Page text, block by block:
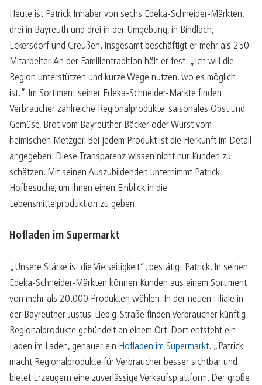
Heute ist Patrick Inhaber von sechs Edeka-Schneider-Märkten,
drei in Bayreuth und drei in der Umgebung, in Bindlach,
Eckersdorf und Creußen. Insgesamt beschäftigt er mehr als 250
Mitarbeiter. An der Familientradition hält er fest: „Ich will die
Region unterstützen und kurze Wege nutzen, wo es möglich
ist.“ Im Sortiment seiner Edeka-Schneider-Märkte finden
Verbraucher zahlreiche Regionalprodukte: saisonales Obst und
Gemüse, Brot vom Bayreuther Bäcker oder Wurst vom
heimischen Metzger. Bei jedem Produkt ist die Herkunft im Detail
angegeben. Diese Transparenz wissen nicht nur Kunden zu
schätzen. Mit seinen Auszubildenden unternimmt Patrick
Hofbesuche, um ihnen einen Einblick in die
Lebensmittelproduktion zu geben.
Hofladen im Supermarkt
„Unsere Stärke ist die Vielseitigkeit“, bestätigt Patrick. In seinen
Edeka-Schneider-Märkten können Kunden aus einem Sortiment
von mehr als 20.000 Produkten wählen. In der neuen Filiale in
der Bayreuther Justus-Liebig-Straße finden Verbraucher künftig
Regionalprodukte gebündelt an einem Ort. Dort entsteht ein
Laden im Laden, genauer ein Hofladen im Supermarkt. „Patrick
macht Regionalprodukte für Verbraucher besser sichtbar und
bietet Erzeugern eine zuverlässige Verkaufsplattform. Der große